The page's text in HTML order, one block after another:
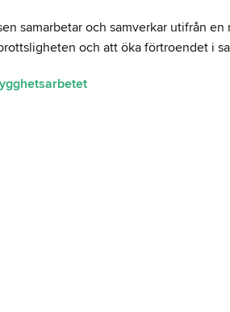
samarbetar och samverkar utifrån
och att öka förtroendet i